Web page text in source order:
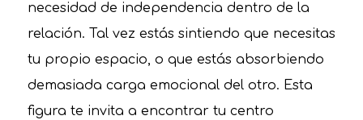
necesidad de independencia dentro de la
relación. Tal vez estás sintiendo que necesitas
tu propio espacio, o que estás absorbiendo
demasiada carga emocional del otro. Esta
figura te invita a encontrar tu centro